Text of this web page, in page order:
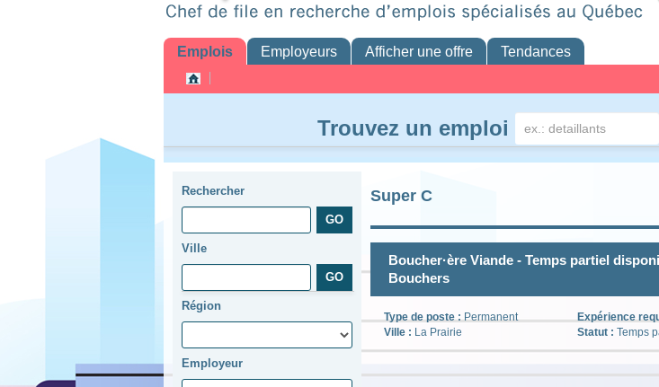
Emplois Employeurs Afficher une offre Tendances
Trouvez un emploi
Rechercher
Ville
Région
Employeur
Super C
Boucher·ère Viande - Temps partiel
Bouchers
Type de poste :Permanent
Ville : La Prairie
Expérience
Statut : Temps